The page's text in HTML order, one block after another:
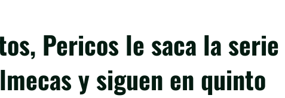
Pericos le saca la serie
y siguen en quinto